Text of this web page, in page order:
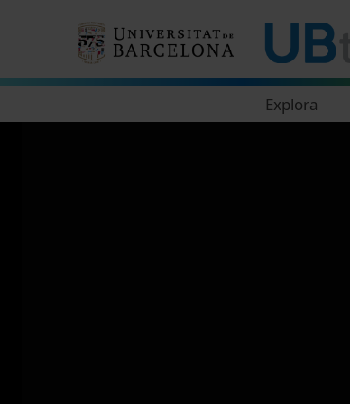
Explora